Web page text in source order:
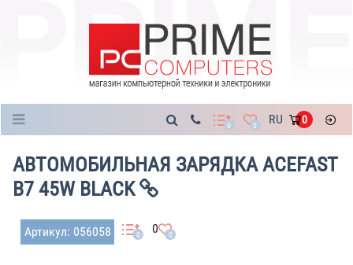
0 0 RU 0
АВТОМОБИЛЬНАЯ ЗАРЯДКА ACEFAST
B7 45W BLACK
Артикул: 056058 0 0 0